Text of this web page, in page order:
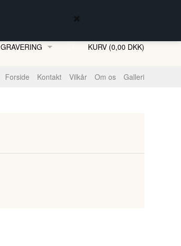
GRAVERING KURV (0,00 DKK)
Forside Kontakt Vilkår Om os Galleri